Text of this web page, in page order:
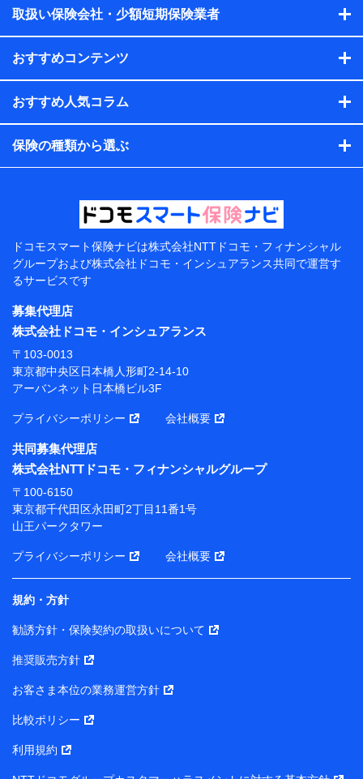
当社又は株式会社NTTドコモと取引のあるもしくは委託を受
けている保険会社・提携会社の保険その他に関する情報を提
供するため、また維持管理等の委託業務遂行のため、またそ
れらに付帯、関連する当社、株式会社NTTドコモおよび提携
会社のサービスを案内、提供するため
（各サービスで取得したサービス利用履歴、ウェブサイトの
閲覧履歴、購買履歴、ご契約内容等のパーソナルデータを分
す。）
上記に係る案内・手続き・管理等付帯業務を行うため
【当該個人データの管理について責任を有する者の名
称・住所・代表者名】
当該個人データを取り扱う各共同利用者（詳細は次のと
東京都千代田区永田町2丁目11番1号 山王パークタワー
株式会社NTTドコモ 代表取締役社長 前田 義晃
東京都中央区日本橋人形町2-14-10 アーバンネット日
本橋ビル 3F
長 吉村 忠義
※ 当社および株式会社NTTドコモは、お客さまの情報
を利用させていただくにあたっては、「NTTドコモ パー
ソナルデータ憲章」に定める行動原則を順守します 。
※ パーソナルデータダッシュボードの「第三者提供の
管理」の設定状態にかかわらず、共同利用する場合があ
※ dポイントクラブ会員ではないお客さま（2019年12
月11日以降、一度もdポイントクラブ会員であったこと
がないお客さまに限る）に関する、2019年12月10日以
に限って共同利用します。
との間で、以下のとおり個人データを共同利用しま
【共同して利用される利用データの項目】
取扱い保険会社・少額短期保険業者
おすすめコンテンツ
おすすめ人気コラム
保険の種類から選ぶ
ドコモスマート保険ナビは株式会社NTTドコモ・フィナンシャル
グループおよび株式会社ドコモ・インシュアランス共同で運営す
るサービスです
募集代理店
株式会社ドコモ・インシュアランス
〒103-0013
東京都中央区日本橋人形町2-14-10
アーバンネット日本橋ビル3F
プライバシーポリシー 会社概要
共同募集代理店
株式会社NTTドコモ・フィナンシャルグループ
〒100-6150
東京都千代田区永田町2丁目11番1号
山王パークタワー
プライバシーポリシー 会社概要
規約・方針
勧誘方針・保険契約の取扱いについて
推奨販売方針
お客さま本位の業務運営方針
比較ポリシー
利用規約